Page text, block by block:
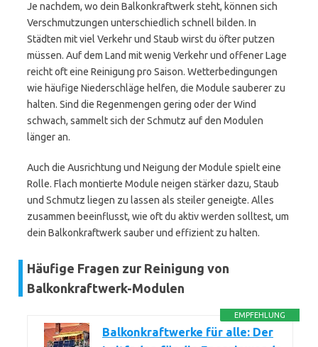
Je nachdem, wo dein Balkonkraftwerk steht, können sich
Verschmutzungen unterschiedlich schnell bilden. In
Städten mit viel Verkehr und Staub wirst du öfter putzen
müssen. Auf dem Land mit wenig Verkehr und offener Lage
reicht oft eine Reinigung pro Saison. Wetterbedingungen
wie häufige Niederschläge helfen, die Module sauberer zu
halten. Sind die Regenmengen gering oder der Wind
schwach, sammelt sich der Schmutz auf den Modulen
länger an.
Auch die Ausrichtung und Neigung der Module spielt eine
Rolle. Flach montierte Module neigen stärker dazu, Staub
und Schmutz liegen zu lassen als steiler geneigte. Alles
zusammen beeinflusst, wie oft du aktiv werden solltest, um
dein Balkonkraftwerk sauber und effizient zu halten.
Häufige Fragen zur Reinigung von
Balkonkraftwerk-Modulen
EMPFEHLUNG
Balkonkraftwerke für alle: Der